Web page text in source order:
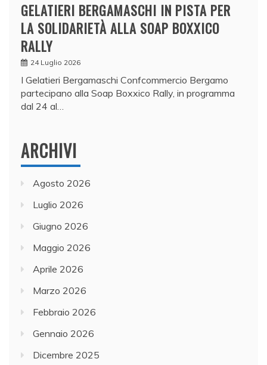
GELATIERI BERGAMASCHI IN PISTA PER
LA SOLIDARIETÀ ALLA SOAP BOXXICO
RALLY
24 Luglio 2026
I Gelatieri Bergamaschi Confcommercio Bergamo
partecipano alla Soap Boxxico Rally, in programma
dal 24 al…
ARCHIVI
Agosto 2026
Luglio 2026
Giugno 2026
Maggio 2026
Aprile 2026
Marzo 2026
Febbraio 2026
Gennaio 2026
Dicembre 2025